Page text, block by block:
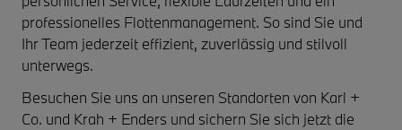
professionelles Flottenmanagement. So sind Sie und
Ihr Team jederzeit effizient, zuverlässig und stilvoll
unterwegs.
Besuchen Sie uns an unseren Standorten von Karl +
Co. und Krah + Enders und sichern Sie sich jetzt die